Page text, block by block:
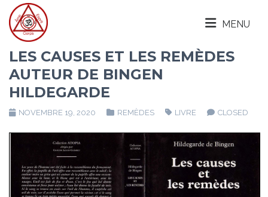
MENU
LES CAUSES ET LES REMÈDES
AUTEUR DE BINGEN
HILDEGARDE
NOVEMBRE 19, 2020 REMÈDES LIVRE CLOSED